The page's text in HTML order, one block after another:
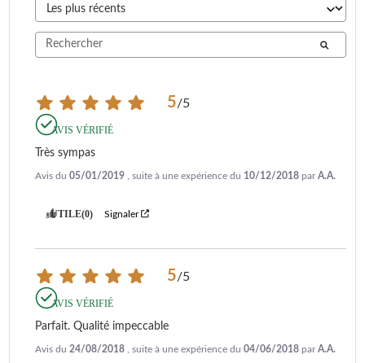
5/5
AVIS VÉRIFIÉ
Très sympas
Avis du 05/01/2019 , suite à une expérience du 10/12/2018 parA.A.
UTILE(0) Signaler
5/5
AVIS VÉRIFIÉ
Parfait. Qualité impeccable
Avis du 24/08/2018 , suite à une expérience du 04/06/2018 parA.A.